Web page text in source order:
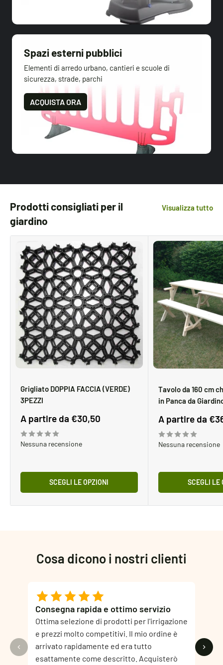
Spazi esterni pubblici
Elementi di arredo urbano, cantieri e scuole di
sicurezza, strade, parchi
ACQUISTA ORA
Prodotti consigliati per il
giardino
Visualizza tutto
Grigliato DOPPIA FACCIA (VERDE)
3PEZZI
Prezzo
scontato
A partire da €30,50
Nessuna recensione
SCEGLI LE OPZIONI
Tavolo da 160 cm
in Panca da
Prezzo
scontato
A partire da
Nessuna recensione
SCEGLI LE
Cosa dicono i nostri clienti
Consegna rapida e ottimo servizio
Ottima selezione di prodotti per l'irrigazione
e prezzi molto competitivi. Il mio ordine è
arrivato rapidamente ed era tutto
esattamente come descritto. Acquisterò